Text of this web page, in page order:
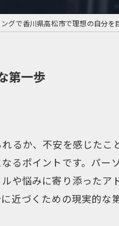
グで香川県高松市で理想の自分を
第一歩
るか、不安を感じたこ
るポイントです。パー
や悩みに寄り添ったア
近づくための現実的な